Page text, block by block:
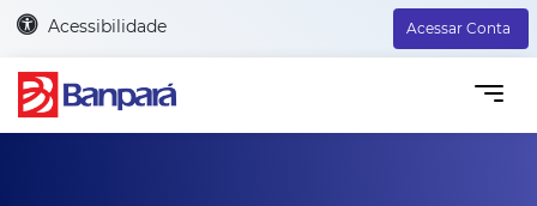
Acessibilidade Acessar Conta